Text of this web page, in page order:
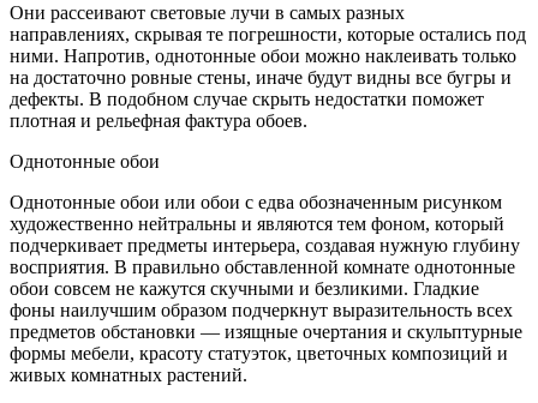
Они рассеивают световые лучи в самых разных
направлениях, скрывая те погрешности, которые остались под
ними. Напротив, однотонные обои можно наклеивать только
на достаточно ровные стены, иначе будут видны все бугры и
дефекты. В подобном случае скрыть недостатки поможет
плотная и рельефная фактура обоев.
Однотонные обои
Однотонные обои или обои с едва обозначенным рисунком
художественно нейтральны и являются тем фоном, который
подчеркивает предметы интерьера, создавая нужную глубину
восприятия. В правильно обставленной комнате однотонные
обои совсем не кажутся скучными и безликими. Гладкие
фоны наилучшим образом подчеркнут выразительность всех
предметов обстановки — изящные очертания и скульптурные
формы мебели, красоту статуэток, цветочных композиций и
живых комнатных растений.